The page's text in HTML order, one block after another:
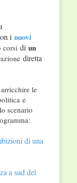
i nuovi
corsi di un
diretta
le
e
scenario
di una
a sud del